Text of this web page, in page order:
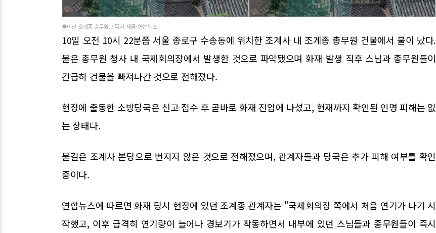
불이난 조계종 총무원. / 독자 제공-연합뉴스
10일 오전 10시 22분쯤 서울 종로구 수송동에 위치한 조계사 내 조계종 총무원 건물에서 불이 났다.
불은 총무원 청사 내 국제회의장에서 발생한 것으로 파악됐으며 화재 발생 직후 스님과 종무원들이
긴급히 건물을 빠져나간 것으로 전해졌다.
현장에 출동한 소방당국은 신고 접수 후 곧바로 화재 진압에 나섰고, 현재까지 확인된 인명 피해는 없
는 상태다.
불길은 조계사 본당으로 번지지 않은 것으로 전해졌으며, 관계자들과 당국은 추가 피해 여부를 확인
중이다.
연합뉴스에 따르면 화재 당시 현장에 있던 조계종 관계자는 "국제회의장 쪽에서 처음 연기가 나기 시
작했고, 이후 급격히 연기량이 늘어나 경보기가 작동하면서 내부에 있던 스님들과 종무원들이 즉시